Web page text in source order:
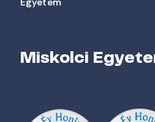
Miskolci